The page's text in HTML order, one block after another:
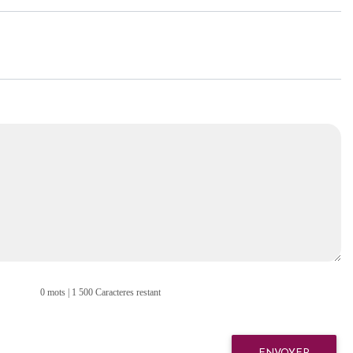
0 mots | 1 500 Caracteres restant